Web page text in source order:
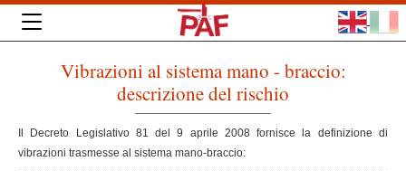
Vibrazioni al sistema mano - braccio:
descrizione del rischio
Il Decreto Legislativo 81 del 9 aprile 2008 fornisce la definizione di
vibrazioni trasmesse al sistema mano-braccio: